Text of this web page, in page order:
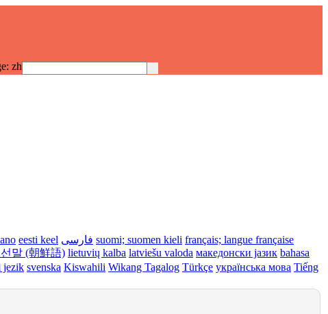
zh
eesti keel فارسی suomi; suomen kieli français; langue française
말 (朝鮮語) lietuvių kalba latviešu valoda македонски јазик bahasa
jezik svenska Kiswahili Wikang Tagalog Türkçe українська мова Tiếng